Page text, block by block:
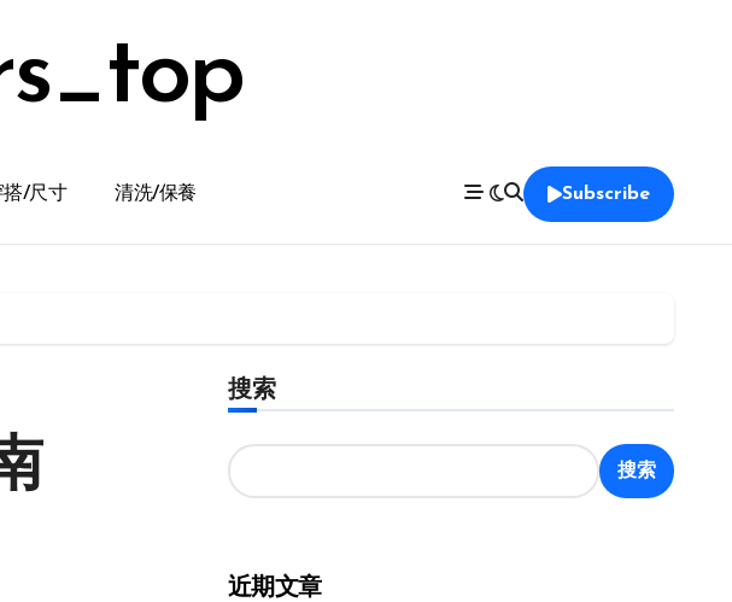
搭/尺寸 清洗/保養 Subscribe
搜索
搜索
近期文章